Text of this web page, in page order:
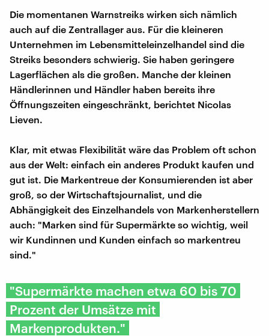
Die momentanen Warnstreiks wirken sich nämlich
auch auf die Zentrallager aus. Für die kleineren
Unternehmen im Lebensmitteleinzelhandel sind die
Streiks besonders schwierig. Sie haben geringere
Lagerflächen als die großen. Manche der kleinen
Händlerinnen und Händler haben bereits ihre
Öffnungszeiten eingeschränkt, berichtet Nicolas
Lieven.
Klar, mit etwas Flexibilität wäre das Problem oft schon
aus der Welt: einfach ein anderes Produkt kaufen und
gut ist. Die Markentreue der Konsumierenden ist aber
groß, so der Wirtschaftsjournalist, und die
Abhängigkeit des Einzelhandels von Markenherstellern
auch: "Marken sind für Supermärkte so wichtig, weil
wir Kundinnen und Kunden einfach so markentreu
sind."
"Supermärkte machen etwa 60 bis 70
Prozent der Umsätze mit
Markenprodukten."